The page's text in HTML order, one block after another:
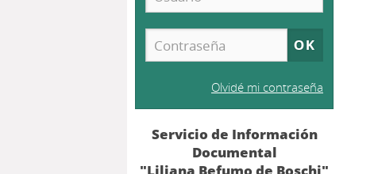
Olvidé mi contraseña
Servicio de Información
Documental